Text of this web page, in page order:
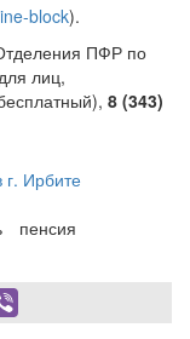
block).
ПФР по
лиц,
8 (343)
Ирбите
пенсия